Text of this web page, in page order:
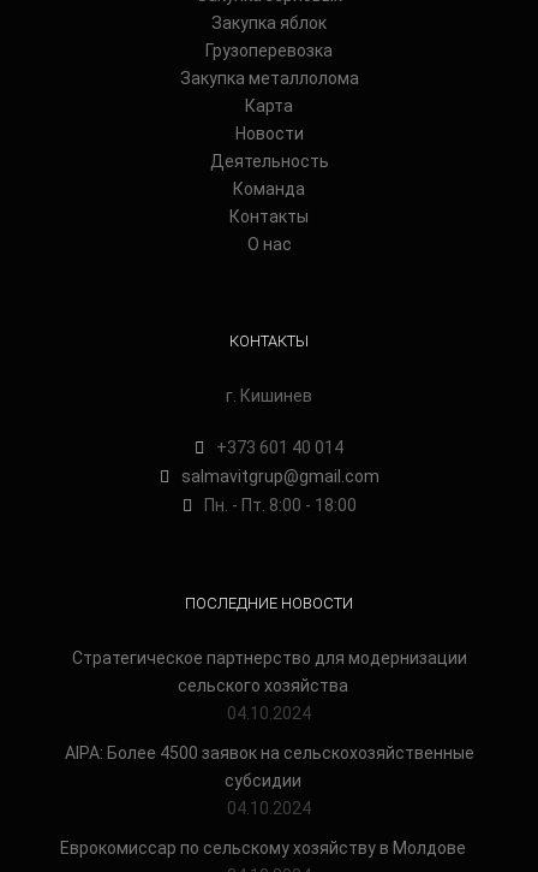
Закупка яблок
Грузоперевозка
Закупка металлолома
Карта
Новости
Деятельность
Команда
Контакты
О нас
КОНТАКТЫ
г. Кишинев
+373 601 40 014
salmavitgrup@gmail.com
Пн. - Пт. 8:00 - 18:00
ПОСЛЕДНИЕ НОВОСТИ
Стратегическое партнерство для модернизации
сельского хозяйства
04.10.2024
AIPA: Более 4500 заявок на сельскохозяйственные
субсидии
04.10.2024
Еврокомиссар по сельскому хозяйству в Молдове